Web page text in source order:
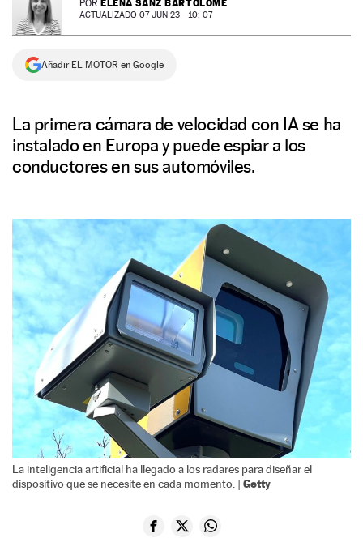
NEWSLETTER
SÍGUENOS
POR ELENA SANZ BARTOLOMÉ
ACTUALIZADO 07 JUN 23 - 10: 07
Añadir EL MOTOR en Google
La primera cámara de velocidad con IA se ha
instalado en Europa y puede espiar a los
conductores en sus automóviles.
La inteligencia artificial ha llegado a los radares para diseñar el
dispositivo que se necesite en cada momento. | Getty